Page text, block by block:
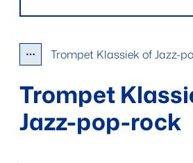
Toon alle broodkruimel items
Trompet Klassiek of Jazz-
Trompet
Jazz-pop-rock